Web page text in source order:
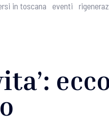
in toscana eventi